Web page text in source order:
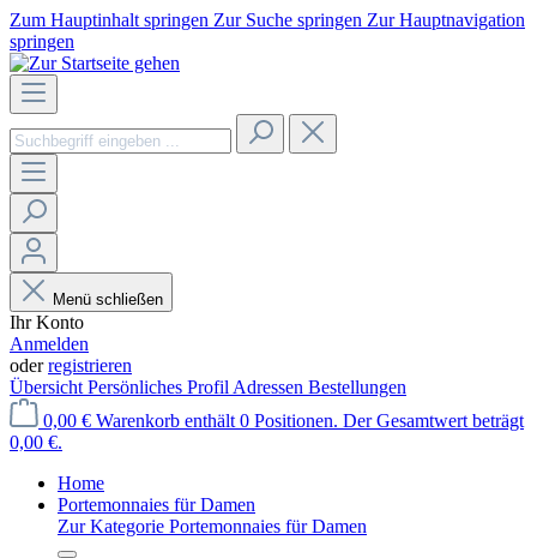
Zum Hauptinhalt springen Zur Suche springen Zur Hauptnavigation
springen
Menü schließen
Ihr Konto
Anmelden
oderregistrieren
Übersicht Persönliches Profil Adressen Bestellungen
0,00 € Warenkorb enthält 0 Positionen. Der Gesamtwert beträgt
0,00 €.
Home
Portemonnaies für Damen
Zur Kategorie Portemonnaies für Damen